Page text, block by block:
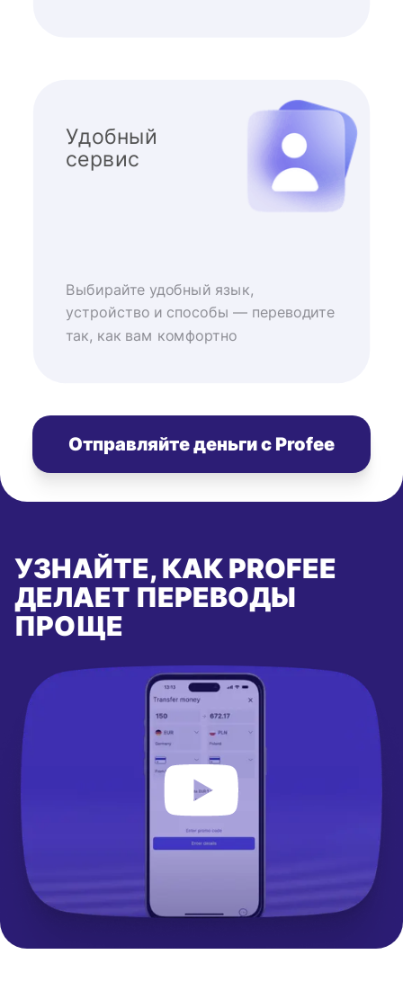
Удобный
сервис
Выбирайте удобный язык,
устройство и способы — переводите
так, как вам комфортно
Отправляйте деньги с Profee
УЗНАЙТЕ, КАК PROFEE
ДЕЛАЕТ ПЕРЕВОДЫ
ПРОЩЕ